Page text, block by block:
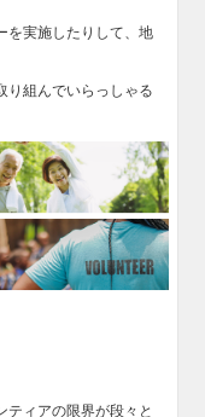
を実施したりして、地
り組んでいらっしゃる
ティアの限界が段々と